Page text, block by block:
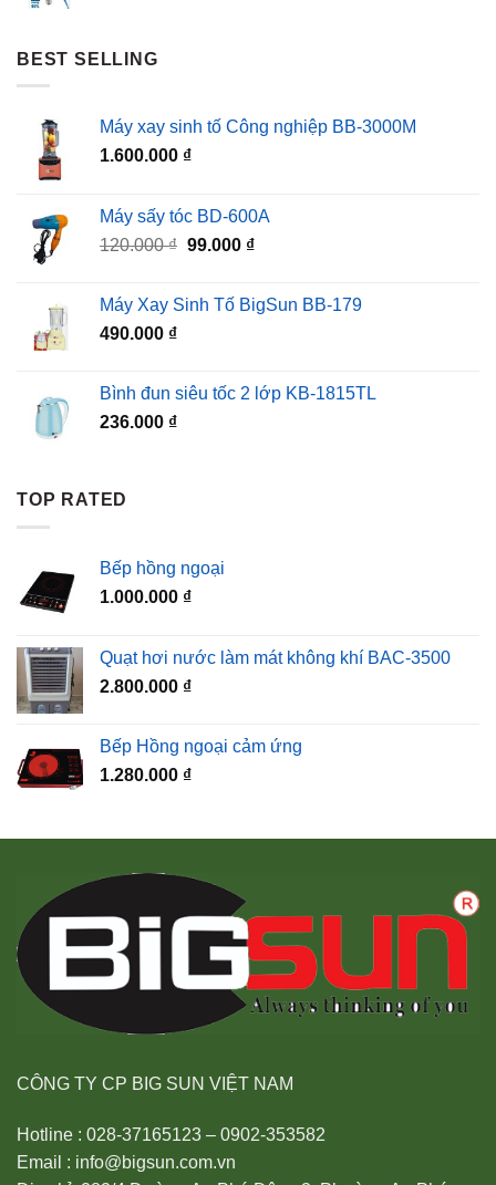
BEST SELLING
Máy xay sinh tố Công nghiệp BB-3000M
1.600.000 ₫
Máy sấy tóc BD-600A
120.000₫ Giá
120.000 ₫.
99.000 ₫Giá
là:
Máy Xay Sinh Tố BigSun BB-179
490.000 ₫
Bình đun siêu tốc 2 lớp KB-1815TL
236.000 ₫
TOP RATED
Bếp hồng ngoại
1.000.000 ₫
Quạt hơi nước làm mát không khí BAC-3500
2.800.000 ₫
Bếp Hồng ngoại cảm ứng
1.280.000 ₫
CÔNG TY CP BIG SUN VIỆT NAM
Hotline : 028-37165123 – 0902-353582
Email : info@bigsun.com.vn